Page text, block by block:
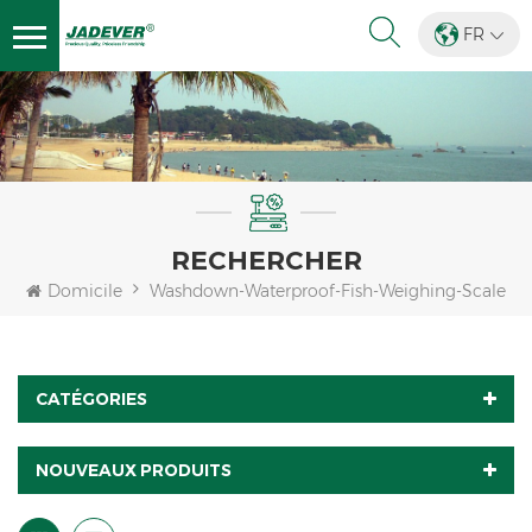
FR
RECHERCHER
Domicile Washdown-Waterproof-Fish-Weighing-Scale
CATÉGORIES
NOUVEAUX PRODUITS